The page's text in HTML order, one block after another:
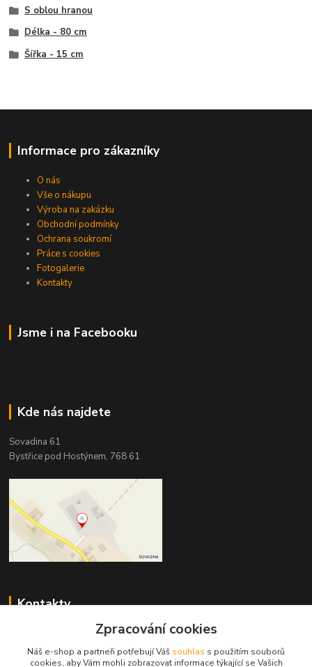
S oblou hranou
Délka - 80 cm
Šířka - 15 cm
Informace pro zákazníky
O nás
Vše o nákupu
Výroba na zakázku
Obchodní podmínky
Ochrana soukromí
Práce s cookies
Fotogalerie
Kontakty
Jsme i na Facebooku
Kde nás najdete
Sovadina 61
Bystřice pod Hostýnem, 768 61
Kontakty
DŘEVOPRODUKT BEDNAŘÍK s.r.o.
+420 739 454 600
(Po-Pá, 7-15 hod.)
Zpracování cookies
Náš e-shop a partneři potřebují Váš souhlas s použitím souborů
cookies, aby Vám mohli zobrazovat informace týkající se Vašich